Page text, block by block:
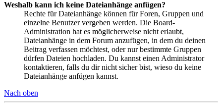
Weshalb kann ich keine Dateianhänge anfügen?
Rechte für Dateianhänge können für Foren, Gruppen und
einzelne Benutzer vergeben werden. Die Board-
Administration hat es möglicherweise nicht erlaubt,
Dateianhänge in dem Forum anzufügen, in dem du deinen
Beitrag verfassen möchtest, oder nur bestimmte Gruppen
dürfen Dateien hochladen. Du kannst einen Administrator
kontaktieren, falls du dir nicht sicher bist, wieso du keine
Dateianhänge anfügen kannst.
Nach oben